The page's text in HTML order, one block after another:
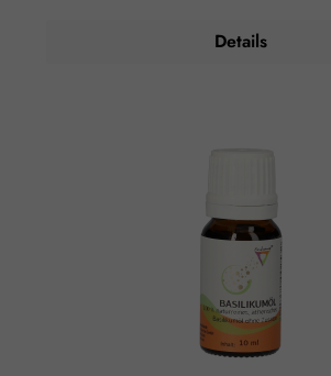
Baldrianwurzelöl ohne Zusätze.
Details